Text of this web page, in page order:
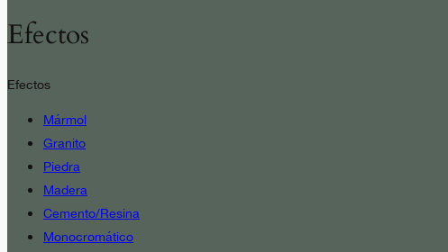
Efectos
Efectos
Mármol
Granito
Piedra
Madera
Cemento/Resina
Monocromático